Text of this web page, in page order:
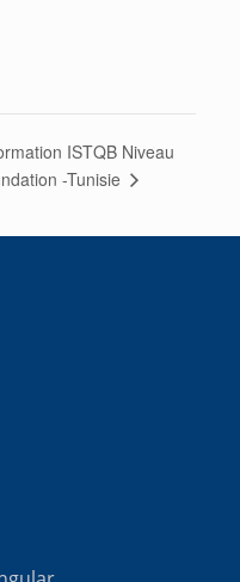
ISTQB Niveau
-Tunisie